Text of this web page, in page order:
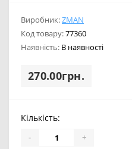
Виробник:ZMAN
Код товару:77360
Наявність: В наявності
270.00грн.
Кількість:
- +